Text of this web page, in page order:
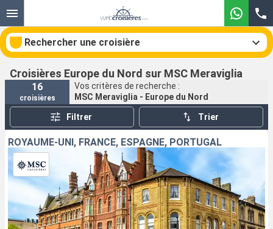
Rechercher une croisière
Nos destinations
Mois de départ
Ports Compagnies
Rechercher
Croisières Europe du Nord sur MSC Meraviglia
16
croisières
Vos critères de recherche :
MSC Meraviglia - Europe du Nord
Filtrer Trier
ROYAUME-UNI, FRANCE, ESPAGNE, PORTUGAL